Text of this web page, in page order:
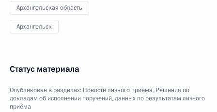
Архангельская область
Архангельск
Статус материала
Опубликован в разделах: Новости личного приёма, Решения по
докладам об исполнении поручений, данных по результатам личного
приёма